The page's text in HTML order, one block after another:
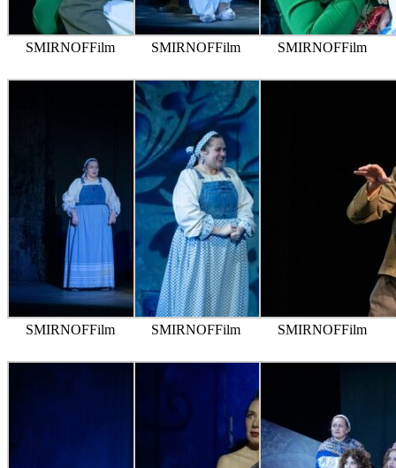
SMIRNOFFilm SMIRNOFFilm SMIRNOFFilm
SMIRNOFFilm SMIRNOFFilm SMIRNOFFilm